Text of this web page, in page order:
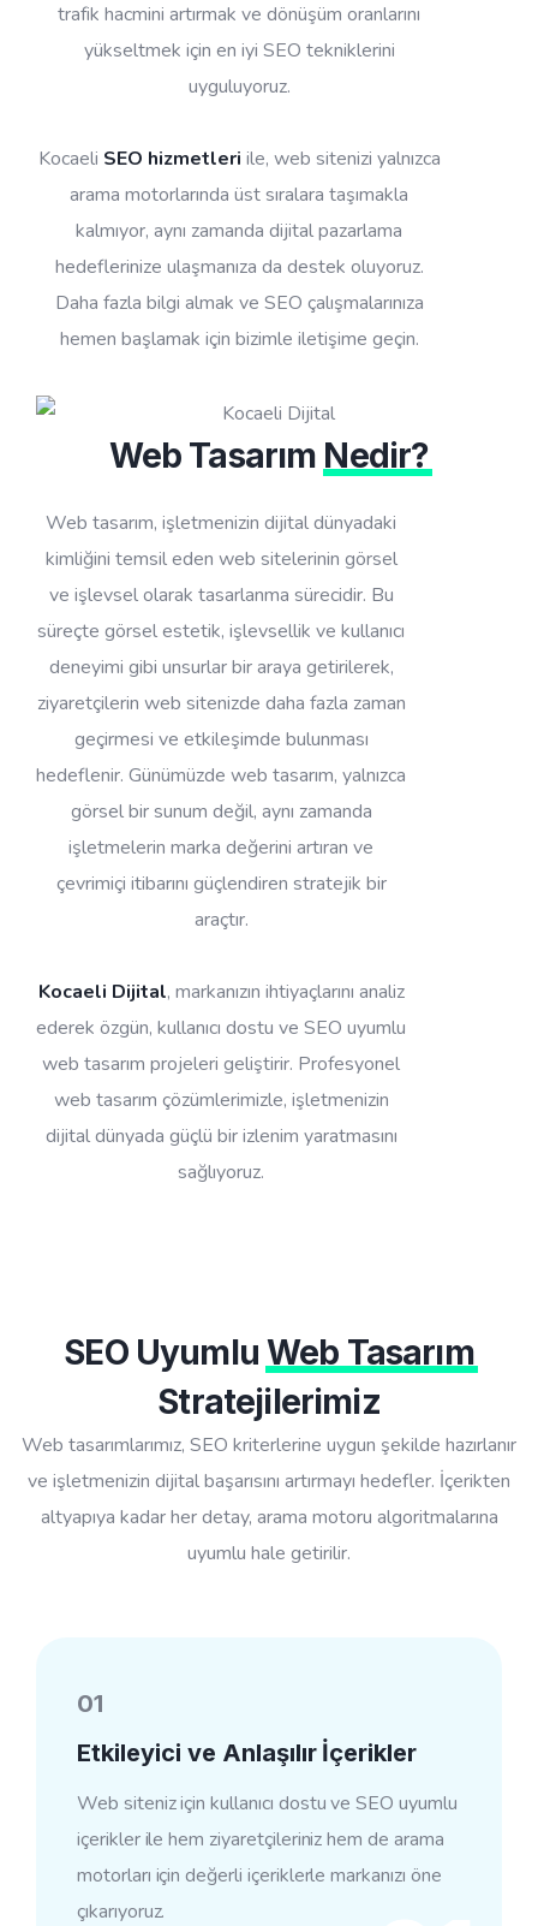
Web Tasarım Nedir?
Web tasarım, işletmenizin dijital dünyadaki
kimliğini temsil eden web sitelerinin görsel
ve işlevsel olarak tasarlanma sürecidir. Bu
süreçte görsel estetik, işlevsellik ve kullanıcı
deneyimi gibi unsurlar bir araya getirilerek,
ziyaretçilerin web sitenizde daha fazla zaman
geçirmesi ve etkileşimde bulunması
hedeflenir. Günümüzde web tasarım, yalnızca
görsel bir sunum değil, aynı zamanda
işletmelerin marka değerini artıran ve
çevrimiçi itibarını güçlendiren stratejik bir
araçtır.
Kocaeli Dijital, markanızın ihtiyaçlarını analiz
ederek özgün, kullanıcı dostu ve SEO uyumlu
web tasarım projeleri geliştirir. Profesyonel
web tasarım çözümlerimizle, işletmenizin
dijital dünyada güçlü bir izlenim yaratmasını
sağlıyoruz.
trafik hacmini artırmak ve dönüşüm oranlarını
yükseltmek için en iyi SEO tekniklerini
uyguluyoruz.
Kocaeli SEO hizmetleri ile, web sitenizi yalnızca
arama motorlarında üst sıralara taşımakla
kalmıyor, aynı zamanda dijital pazarlama
hedeflerinize ulaşmanıza da destek oluyoruz.
Daha fazla bilgi almak ve SEO çalışmalarınıza
hemen başlamak için bizimle iletişime geçin.
SEO Uyumlu Web Tasarım
Stratejilerimiz
Web tasarımlarımız, SEO kriterlerine uygun şekilde hazırlanır
ve işletmenizin dijital başarısını artırmayı hedefler. İçerikten
altyapıya kadar her detay, arama motoru algoritmalarına
uyumlu hale getirilir.
01
Etkileyici ve Anlaşılır İçerikler
Web siteniz için kullanıcı dostu ve SEO uyumlu
içerikler ile hem ziyaretçileriniz hem de arama
motorları için değerli içeriklerle markanızı öne
çıkarıyoruz.